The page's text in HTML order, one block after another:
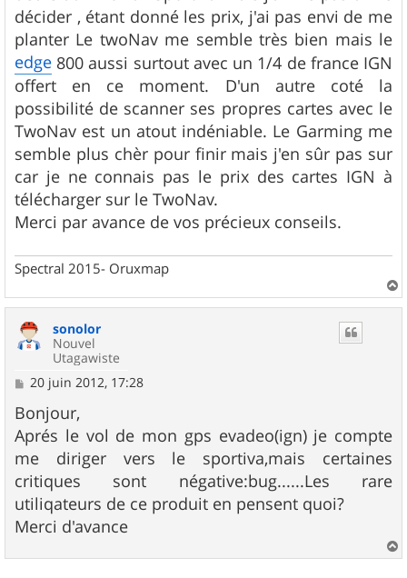
décider , étant donné les prix, j'ai pas envi de me
planter Le twoNav me semble très bien mais le
edge 800 aussi surtout avec un 1/4 de france IGN
offert en ce moment. D'un autre coté la
possibilité de scanner ses propres cartes avec le
TwoNav est un atout indéniable. Le Garming me
semble plus chèr pour finir mais j'en sûr pas sur
car je ne connais pas le prix des cartes IGN à
télécharger sur le TwoNav.
Merci par avance de vos précieux conseils.
Spectral 2015- Oruxmap
a
sonolor
Nouvel
Utagawiste
M
s
s
a
g
e
20 juin 2012, 17:28
Bonjour,
Aprés le vol de mon gps evadeo(ign) je compte
me diriger vers le sportiva,mais certaines
critiques sont négative:bug......Les rare
utiliqateurs de ce produit en pensent quoi?
Merci d'avance
a